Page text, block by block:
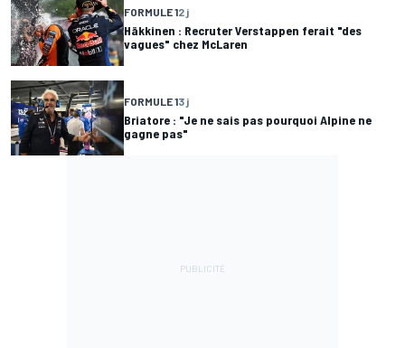
FORMULE 12 j
Häkkinen : Recruter Verstappen ferait "des
vagues" chez McLaren
FORMULE 13 j
Briatore : "Je ne sais pas pourquoi Alpine ne
gagne pas"